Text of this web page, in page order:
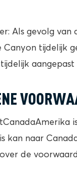
Als gevolg
Canyon tijdelijk
aangepast
kan naar
de